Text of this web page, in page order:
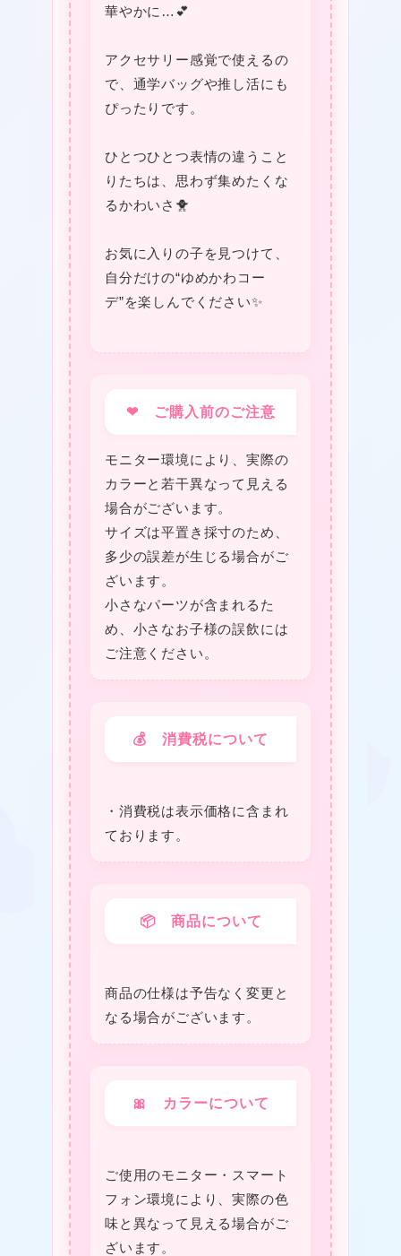
華やかに…💕
アクセサリー感覚で使えるの
で、通学バッグや推し活にも
ぴったりです。
ひとつひとつ表情の違うこと
りたちは、思わず集めたくな
るかわいさ🐥
お気に入りの子を見つけて、
自分だけの“ゆめかわコー
デ”を楽しんでください✨
❤ ご購入前のご注意
モニター環境により、実際の
カラーと若干異なって見える
場合がございます。
サイズは平置き採寸のため、
多少の誤差が生じる場合がご
ざいます。
小さなパーツが含まれるた
め、小さなお子様の誤飲には
ご注意ください。
💰 消費税について
・消費税は表⽰価格に含まれ
ております。
📦 商品について
商品の仕様は予告なく変更と
なる場合がございます。
🎀 カラーについて
ご使用のモニター・スマート
フォン環境により、実際の色
味と異なって見える場合がご
ざいます。
❤
❤